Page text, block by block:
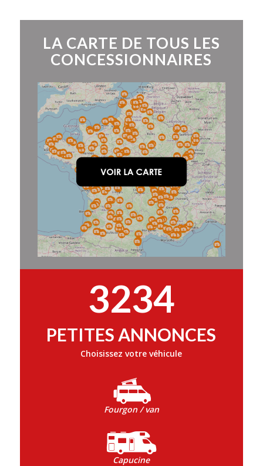
LA CARTE DE TOUS LES
CONCESSIONNAIRES
3234
PETITES ANNONCES
Choisissez votre véhicule
Fourgon / van
Capucine